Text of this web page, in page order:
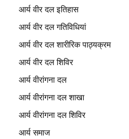
आर्य वीर दल इतिहास
आर्य वीर दल गतिविधियां
आर्य वीर दल शारीरिक पाठ्यक्रम
आर्य वीर दल शिविर
आर्य वीरांगना दल
आर्य वीरांगना दल शाखा
आर्य वीरांगना दल शिविर
आर्य समाज